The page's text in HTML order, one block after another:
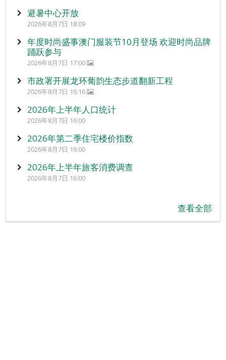
避暑中心开放
2026年8月7日 18:09
年度时尚盛事澳门服装节10月登场 欢迎时尚品牌
踊跃参与
2026年8月7日 17:00
市政署开展龙环葡韵生态步道翻新工程
2026年8月7日 16:16
2026年上半年人口统计
2026年8月7日 16:00
2026年第二季住宅楼价指数
2026年8月7日 16:00
2026年上半年旅客消费调查
2026年8月7日 16:00
查看全部